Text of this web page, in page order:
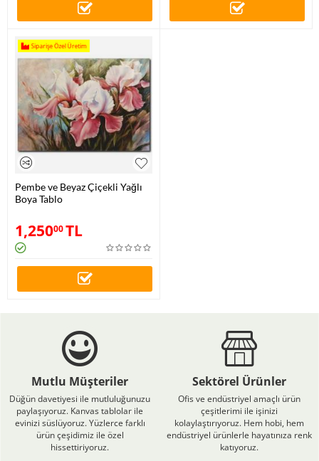
Siparişe Özel Üretim
Pembe ve Beyaz Çiçekli Yağlı
Boya Tablo
1,25000TL
Mutlu Müşteriler
Düğün davetiyesi ile mutluluğunuzu
paylaşıyoruz. Kanvas tablolar ile
evinizi süslüyoruz. Yüzlerce farklı
ürün çeşidimiz ile özel
hissettiriyoruz.
Sektörel Ürünler
Ofis ve endüstriyel amaçlı ürün
çeşitlerimi ile işinizi
kolaylaştırıyoruz. Hem hobi, hem
endüstriyel ürünlerle hayatınıza renk
katıyoruz.